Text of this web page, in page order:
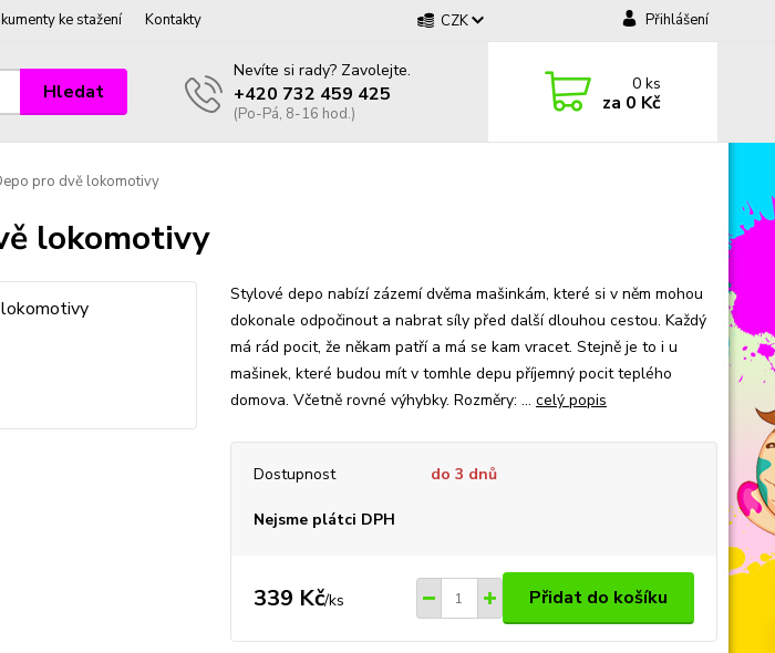
ke stažení Kontakty CZK Přihlášení
Hledat
Nevíte si rady? Zavolejte.
+420 732 459 425
(Po-Pá, 8-16 hod.)
0ks
za 0 Kč
pro dvě lokomotivy
lokomotivy
Stylové depo nabízí zázemí dvěma mašinkám, které si v něm mohou
dokonale odpočinout a nabrat síly před další dlouhou cestou. Každý
má rád pocit, že někam patří a má se kam vracet. Stejně je to i u
mašinek, které budou mít v tomhle depu příjemný pocit teplého
domova. Včetně rovné výhybky. Rozměry: ... celý popis
Dostupnost do 3 dnů
Nejsme plátci DPH
339 Kč/ks Přidat do košíku